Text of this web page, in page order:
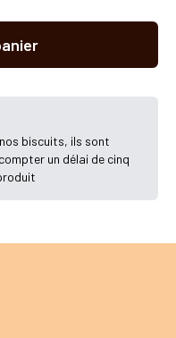
biscuits, ils sont
un délai de cinq